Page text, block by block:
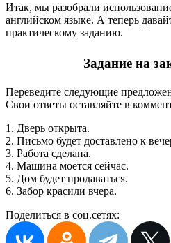
Итак, мы разобрали
английском языке. А теперь
практическому заданию.
Задание на
Переведите следующие
Свои ответы оставляйте в
1. Дверь открыта.
2. Письмо будет доставлено к
3. Работа сделана.
4. Машина моется сейчас.
5. Дом будет продаваться.
6. Забор красили вчера.
Поделиться в соц.сетях: